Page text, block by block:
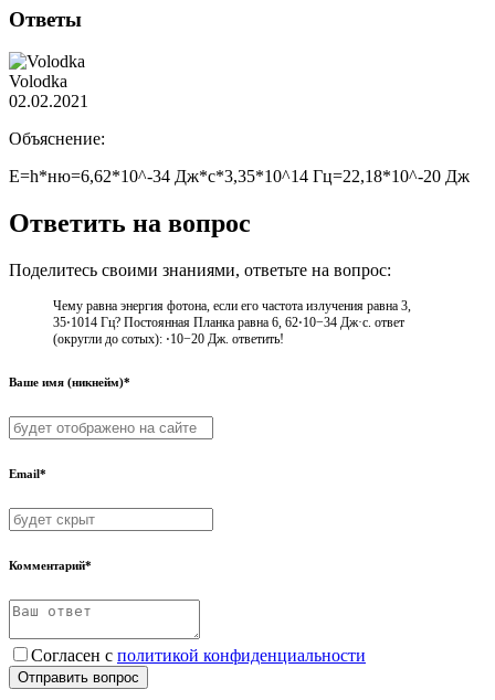
Ответы
Volodka
02.02.2021
Объяснение:
E=h*ню=6,62*10^-34 Дж*с*3,35*10^14 Гц=22,18*10^-20 Дж
Ответить на вопрос
Поделитесь своими знаниями, ответьте на вопрос:
Чему равна энергия фотона, если его частота излучения равна 3,
35⋅1014 Гц? Постоянная Планка равна 6, 62⋅10−34 Дж·с. ответ
(округли до сотых): ⋅10−20 Дж. ответить!
Ваше имя (никнейм)*
Email*
Комментарий*
Согласен с политикой конфиденциальности
Отправить вопрос